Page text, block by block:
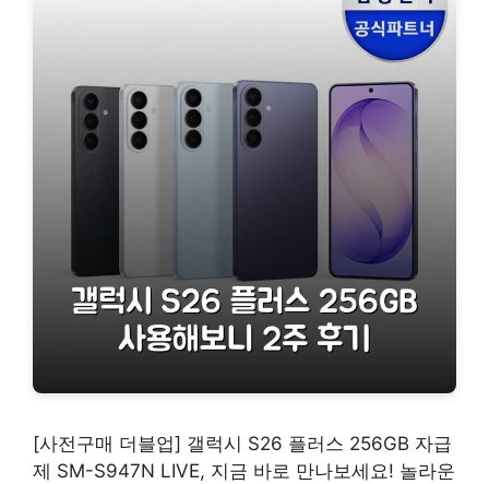
[사전구매 더블업] 갤럭시 S26 플러스 256GB 자급
제 SM-S947N LIVE, 지금 바로 만나보세요! 놀라운